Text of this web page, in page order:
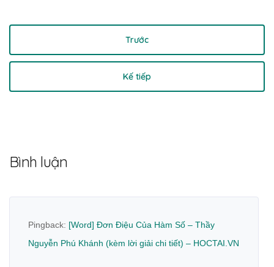
Trước
Kế tiếp
Bình luận
Pingback: [Word] Đơn Điệu Của Hàm Số – Thầy
Nguyễn Phú Khánh (kèm lời giải chi tiết) – HOCTAI.VN